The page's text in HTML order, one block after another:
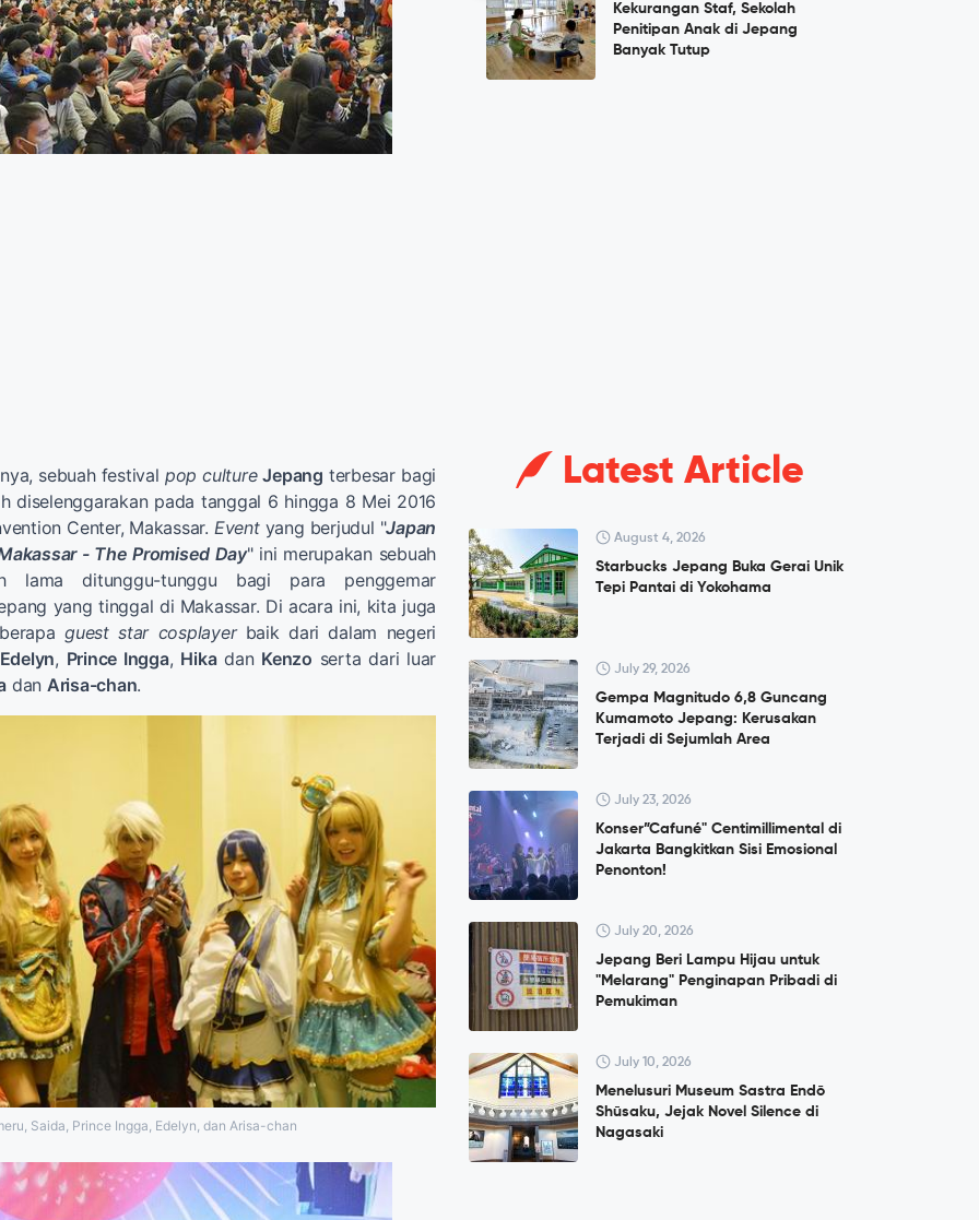
sebuah festival pop culture Jepang terbesar bagi
diselenggarakan pada tanggal 6 hingga 8 Mei 2016
Center, Makassar. Eventyang berjudul "Japan
- The Promised Day" ini merupakan sebuah
ditunggu-tunggu bagi para penggemar
yang tinggal di Makassar. Di acara ini, kita juga
guest star cosplayerbaik dari dalam negeri
, Prince Ingga, Hikadan Kenzo serta dari luar
dan Arisa-chan.
Saida, Prince Ingga, Edelyn, dan Arisa-chan
Kekurangan Staf, Sekolah
Penitipan Anak di Jepang
Banyak Tutup
Latest Article
August 4, 2026
Starbucks Jepang Buka Gerai Unik
Tepi Pantai di Yokohama
July 29, 2026
Gempa Magnitudo 6,8 Guncang
Kumamoto Jepang: Kerusakan
Terjadi di Sejumlah Area
July 23, 2026
Konser”Cafuné" Centimillimental di
Jakarta Bangkitkan Sisi Emosional
Penonton!
July 20, 2026
Jepang Beri Lampu Hijau untuk
"Melarang" Penginapan Pribadi di
Pemukiman
July 10, 2026
Menelusuri Museum Sastra Endō
Shūsaku, Jejak Novel Silence di
Nagasaki